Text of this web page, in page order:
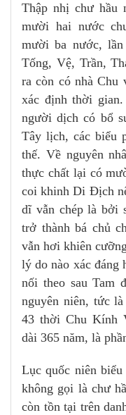
Thập nhị chư hầu
mười hai nước
mười ba nước,
Tống, Vệ, Trần,
ra còn có nhà Chu
xác định thời
người dịch có bổ
Tây lịch, các biểu
thế. Về nguyên
thực chất lại có
coi khinh Di Địch
dĩ vẫn chép là bởi
trở thành bá chủ
vẫn hơi khiên
lý do nào xác đáng
nối theo sau Tam
nguyên niên, tức
43 thời Chu Kính
dài 365 năm, là
Lục quốc niên
không gọi là chư
còn tồn tại trên